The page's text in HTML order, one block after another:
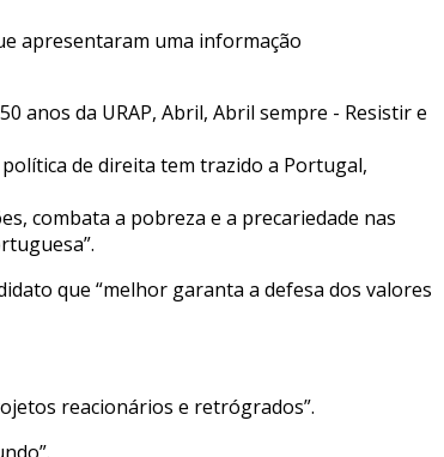
apresentaram uma informação
anos da URAP, Abril, Abril sempre - Resistir e
de direita tem trazido a Portugal,
combata a pobreza e a precariedade nas
que “melhor garanta a defesa dos valores
reacionários e retrógrados”.